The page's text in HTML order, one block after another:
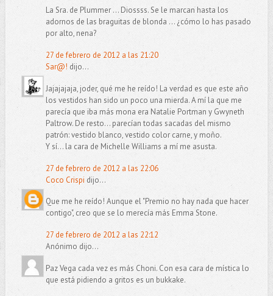
La Sra. de Plummer ... Diossss. Se le marcan hasta los
adornos de las braguitas de blonda ... ¿cómo lo has pasado
por alto, nena?
27 de febrero de 2012 a las 21:20
Sar@! dijo...
Jajajajaja, joder, qué me he reído! La verdad es que este año
los vestidos han sido un poco una mierda. A mí la que me
parecía que iba más mona era Natalie Portman y Gwyneth
Paltrow. De resto... parecían todas sacadas del mismo
patrón: vestido blanco, vestido color carne, y moño.
Y sí... la cara de Michelle Williams a mí me asusta.
27 de febrero de 2012 a las 22:06
Coco Crispi dijo...
Que me he reído! Aunque el "Premio no hay nada que hacer
contigo", creo que se lo merecía más Emma Stone.
27 de febrero de 2012 a las 22:12
Anónimo dijo...
Paz Vega cada vez es más Choni. Con esa cara de mística lo
que está pidiendo a gritos es un bukkake.